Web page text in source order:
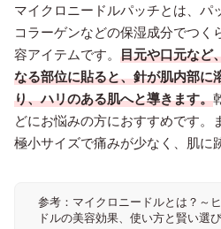
マイクロニードルパッチとは、パ
コラーゲンなどの保湿成分でつく
容アイテムです。 目元や口元など
なる部位に貼ると、針が肌内部に
り、ハリのある肌へと導きます。
どにお悩みの方におすすめです
極小サイズで痛みが少なく、肌に
参考：マイクロニードルとは？～
ドルの美容効果、使い方と賢い選